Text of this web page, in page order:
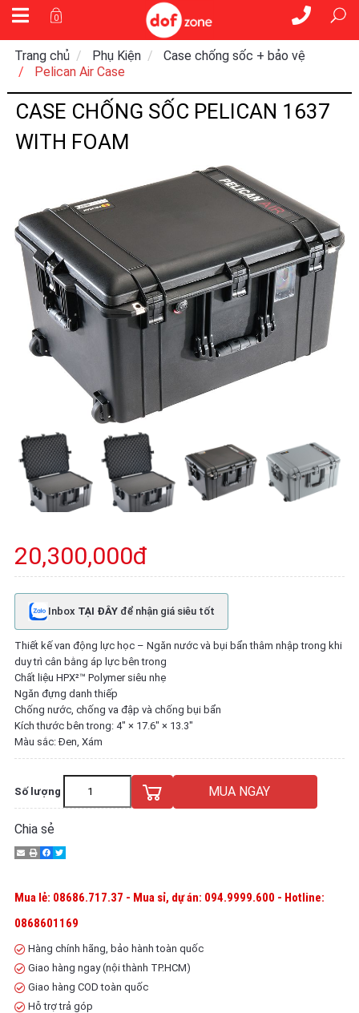
0
Trang chủ Phụ Kiện
Case chống sốc + bảo vệ
Pelican Air Case
CASE CHỐNG SỐC PELICAN 1637
WITH FOAM
20,300,000đ
Inbox TẠI ĐÂY để nhận giá siêu tốt
Thiết kế van động lực học – Ngăn nước và bụi bẩn thâm nhập trong khi
duy trì cân bằng áp lực bên trong
Chất liệu HPX²™ Polymer siêu nhẹ
Ngăn đựng danh thiếp
Chống nước, chống va đập và chống bụi bẩn
Kích thước bên trong: 4″ × 17.6″ × 13.3″
Màu sắc: Đen, Xám
Số lượng MUA NGAY
Chia sẻ
Mua lẻ: 08686.717.37 - Mua sỉ, dự án: 094.9999.600 - Hotline:
0868601169
Hàng chính hãng, bảo hành toàn quốc
Giao hàng ngay (nội thành TP.HCM)
Giao hàng COD toàn quốc
Hỗ trợ trả góp